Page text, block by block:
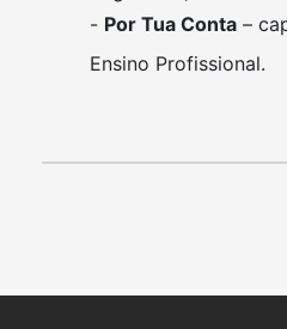
- Por Tua Conta –
Ensino Profissional.